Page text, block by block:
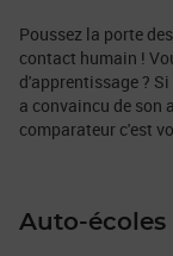
Poussez la porte
contact humain !
d'apprentissage ?
a convaincu de son
comparateur c'est
Auto-écoles